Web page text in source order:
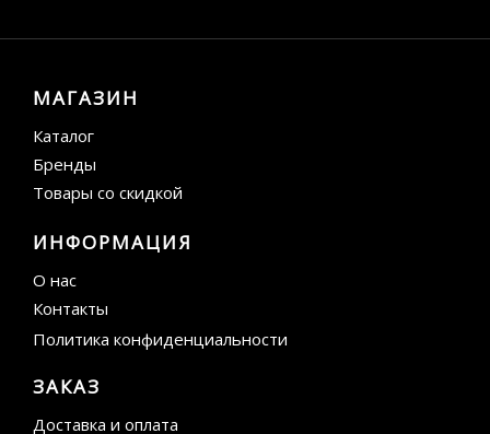
МАГАЗИН
Каталог
Бренды
Товары со скидкой
ИНФОРМАЦИЯ
О нас
Контакты
Политика конфиденциальности
ЗАКАЗ
Доставка и оплата